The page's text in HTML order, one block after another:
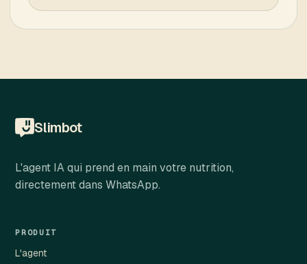
Slimbot
L'agent IA qui prend en main votre nutrition,
directement dans WhatsApp.
PRODUIT
L'agent